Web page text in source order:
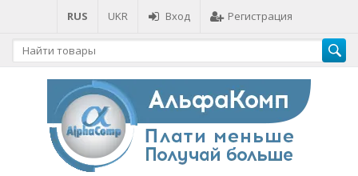
RUS UKR Вход Регистрация